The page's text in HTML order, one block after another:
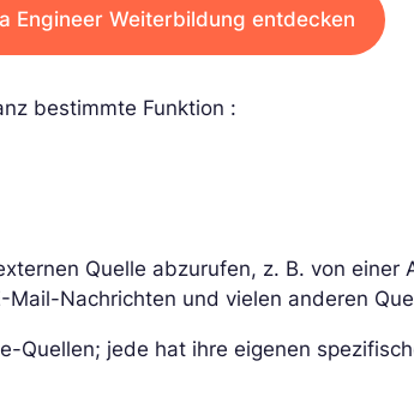
Engineer Weiterbildung entdecken
bestimmte Funktion :
Quelle abzurufen, z. B. von einer
Nachrichten und vielen anderen
Quellen; jede hat ihre eigenen